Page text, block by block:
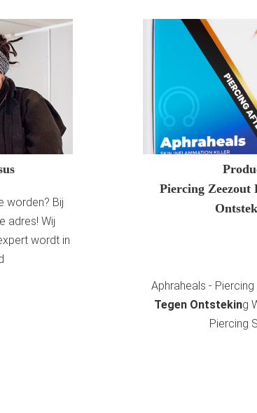
worden? Bij
adres! Wij
wordt in
Piercing Zeezout
Aphraheals -
Tegen Ontsteking
Piercing